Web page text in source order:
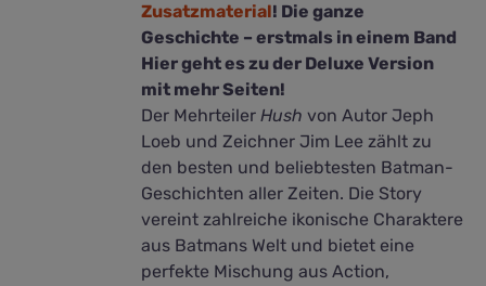
Zusatzmaterial! Die ganze
Geschichte – erstmals in einem Band
Hier geht es zu der Deluxe Version
mit mehr Seiten!
Der MehrteilerHush von Autor Jeph
Loeb und Zeichner Jim Lee zählt zu
den besten und beliebtesten Batman-
Geschichten aller Zeiten. Die Story
vereint zahlreiche ikonische Charaktere
aus Batmans Welt und bietet eine
perfekte Mischung aus Action,